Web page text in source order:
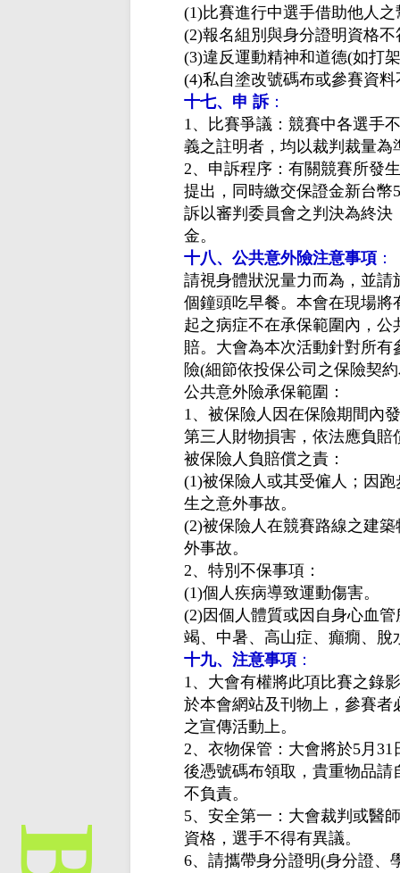
(1)比賽進行中選手借助他人
(2)報名組別與身分證明資格不
(3)違反運動精神和道德(如打
(4)私自塗改號碼布或參賽資
十七、申 訴：
1、比賽爭議：競賽中各選手
義之註明者，均以裁判裁量為
2、申訴程序：有關競賽所發
提出，同時繳交保證金新台幣
訴以審判委員會之判決為終
金。
十八、公共意外險注意事項 ：
請視身體狀況量力而為，並請
個鐘頭吃早餐。本會在現場
起之病症不在承保範圍內，
賠。大會為本次活動針對所
險(細節依投保公司之保險契
公共意外險承保範圍：
1、被保險人因在保險期間內
第三人財物損害，依法應負
被保險人負賠償之責：
(1)被保險人或其受僱人；因
生之意外事故。
(2)被保險人在競賽路線之建
外事故。
2、特別不保事項：
(1)個人疾病導致運動傷害。
(2)因個人體質或因自身心血
竭、中暑、高山症、癲癇、脫
十九、注意事項 ：
1、大會有權將此項比賽之錄
於本會網站及刊物上，參賽
之宣傳活動上。
2、衣物保管：大會將於5月31
後憑號碼布領取，貴重物品
不負責。
5、安全第一：大會裁判或醫
資格，選手不得有異議。
6、請攜帶身分證明(身分證、